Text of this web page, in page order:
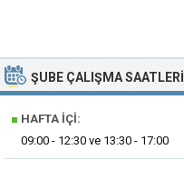
ŞUBE ÇALIŞMA SAATLERI
■ HAFTA İÇI:
09:00 - 12:30 ve 13:30 - 17:00